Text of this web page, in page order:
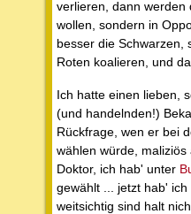
verlieren, dann werden
wollen, sondern in
besser die Schwarzen,
Roten koalieren, und
Ich hatte einen lieben,
(und handelnden!)
Rückfrage, wen er bei
wählen würde,
Doktor, ich hab' unter
gewählt ... jetzt hab'
weitsichtig sind halt